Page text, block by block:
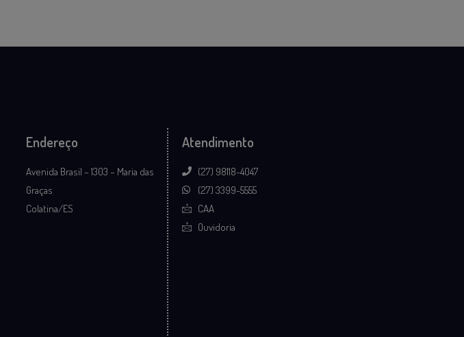
Endereço
Avenida Brasil – 1303 – Maria das
Graças
Colatina/ES
Atendimento
(27) 98118-4047
(27) 3399-5555
CAA
Ouvidoria